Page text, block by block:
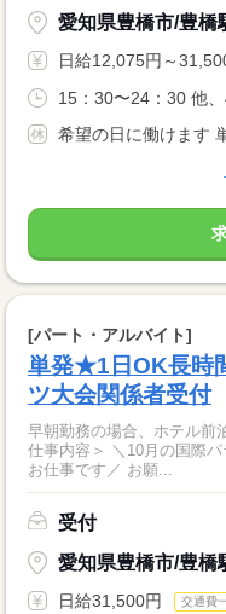
愛知県豊橋市/豊橋
日給12,075円～
15：30〜24：30 他
希望の日に働けます
[パート・アルバイト]
単発★1日OK長時
ツ大会関係者受付
早朝勤務の場合、ホテル前
仕事内容＞ ＼10月の国際
お仕事です／ お願...
受付
愛知県豊橋市/豊橋
日給31,500円 交通費